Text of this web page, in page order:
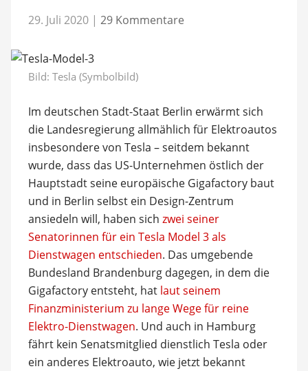
29. Juli 2020 | 29 Kommentare
Bild: Tesla (Symbolbild)
Im deutschen Stadt-Staat Berlin erwärmt sich
die Landesregierung allmählich für Elektroautos
insbesondere von Tesla – seitdem bekannt
wurde, dass das US-Unternehmen östlich der
Hauptstadt seine europäische Gigafactory baut
und in Berlin selbst ein Design-Zentrum
ansiedeln will, haben sich zwei seiner
Senatorinnen für ein Tesla Model 3 als
Dienstwagen entschieden. Das umgebende
Bundesland Brandenburg dagegen, in dem die
Gigafactory entsteht, hat laut seinem
Finanzministerium zu lange Wege für reine
Elektro-Dienstwagen. Und auch in Hamburg
fährt kein Senatsmitglied dienstlich Tesla oder
ein anderes Elektroauto, wie jetzt bekannt